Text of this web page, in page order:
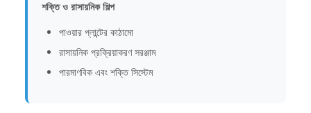
শক্তি ও রাসায়নিক শিল্প
পাওয়ার প্লান্টের কাঠামো
রাসায়নিক প্রক্রিয়াকরণ সরঞ্জাম
পারমাণবিক এবং শক্তি সিস্টেম